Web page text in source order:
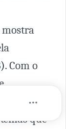
mostra
. Com o
obras
que